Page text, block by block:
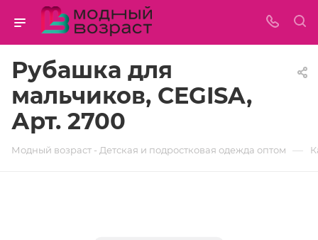
Рубашка для
мальчиков, CEGISA,
Арт. 2700
Модный возраст - Детская и подростковая одежда оптом —